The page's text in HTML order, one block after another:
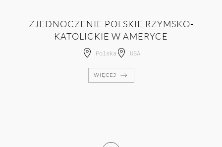
ZJEDNOCZENIE POLSKIE RZYMSKO-
KATOLICKIE W AMERYCE
Polska USA
WIĘCEJ